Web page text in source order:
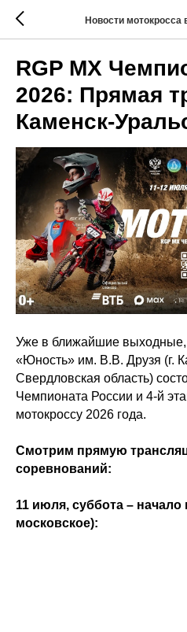
Новости мотокросса
RGP MX
2026: Прямая
Каменск-
Уже в ближайшие выходные,
«Юность» им. В.В. Друзя (г.
Свердловская область)
Чемпионата России и 4-й
мотокроссу 2026 года.
Смотрим прямую
соревнований:
11 июля, суббота – начало
московское):